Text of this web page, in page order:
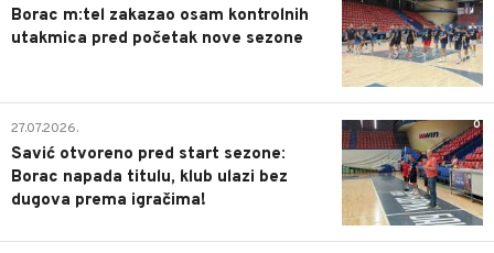
Borac m:tel zakazao osam kontrolnih
utakmica pred početak nove sezone
0
27.07.2026.
Savić otvoreno pred start sezone:
Borac napada titulu, klub ulazi bez
dugova prema igračima!